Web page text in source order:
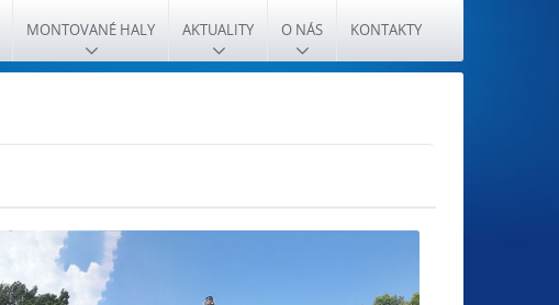
MONTOVANÉ HALY AKTUALITY O NÁS KONTAKTY